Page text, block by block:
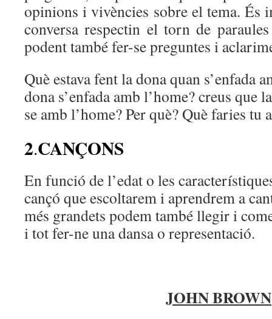
opinions i vivències sobre el tema. És
conversa respectin el torn de
podent també fer-se preguntes i
Què estava fent la dona quan s’enfada
dona s’enfada amb l’home? creus que
se amb l’home? Per què? Què faries tu
2.CANÇONS
En funció de l’edat o les
cançó que escoltarem i aprendrem a
més grandets podem també llegir i
i tot fer-ne una dansa o representació.
JOHN BROWN